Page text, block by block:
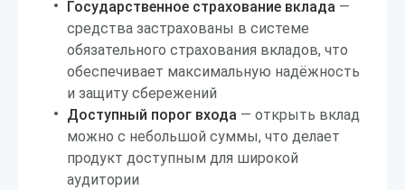
Государственное страхование вклада —
средства застрахованы в системе
обязательного страхования вкладов, что
обеспечивает максимальную надёжность
и защиту сбережений
Доступный порог входа — открыть вклад
можно с небольшой суммы, что делает
продукт доступным для широкой
аудитории